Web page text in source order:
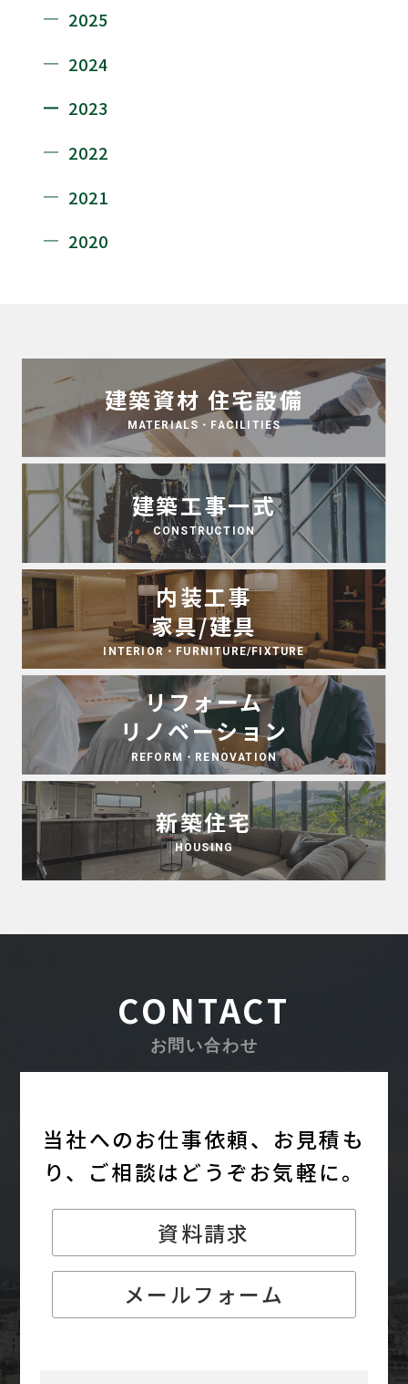
2025
2024
2023
2022
2021
2020
建築資材 住宅設備
MATERIALS・FACILITIES
建築工事一式
CONSTRUCTION
内装工事
家具/建具
INTERIOR・FURNITURE/FIXTURE
リフォーム
リノベーション
REFORM・RENOVATION
新築住宅
HOUSING
CONTACT
お問い合わせ
当社へのお仕事依頼、お見積も
り、 ご相談はどうぞお気軽に。
資料請求
メールフォーム